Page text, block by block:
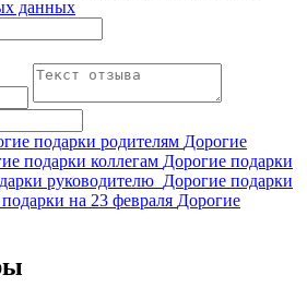
данных
подарки родителям Дорогие
подарки коллегам Дорогие подарки
руководителю Дорогие подарки
на 23 февраля Дорогие